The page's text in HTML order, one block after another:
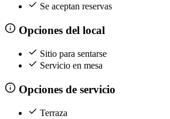
Se aceptan reservas
Opciones del local
Sitio para sentarse
Servicio en mesa
Opciones de servicio
Terraza